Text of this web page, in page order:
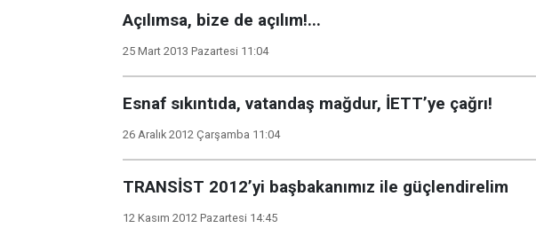
Açılımsa, bize de açılım!...
25 Mart 2013 Pazartesi 11:04
Esnaf sıkıntıda, vatandaş mağdur, İETT’ye çağrı!
26 Aralık 2012 Çarşamba 11:04
TRANSİST 2012’yi başbakanımız ile güçlendirelim
12 Kasım 2012 Pazartesi 14:45